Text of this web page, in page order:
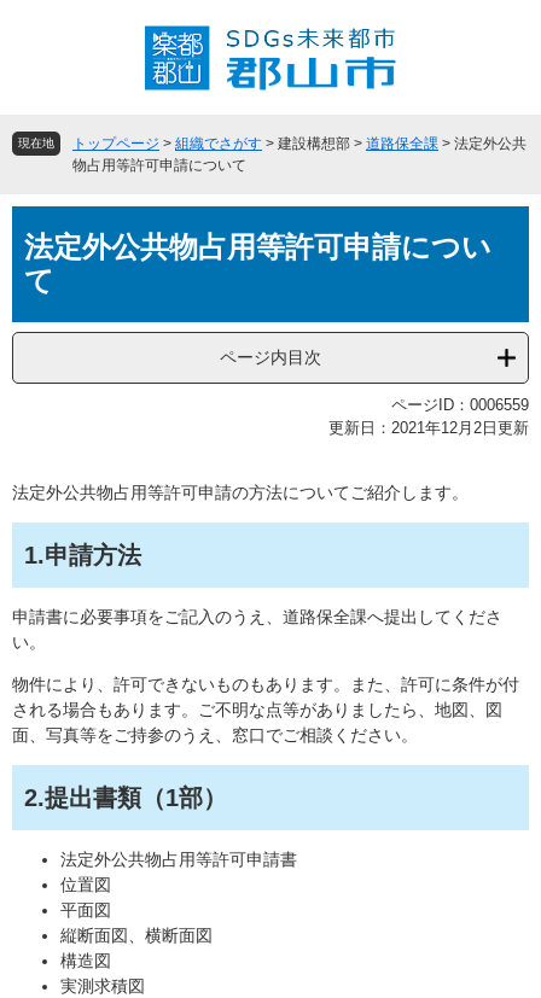
頭
飛現在地 トップページ > 組織でさがす > 建設構想部 > 道路保全課 > 法定外公共
物占用等許可申請について
文法定外公共物占用等許可申請につい
て
ページ内目次
ページID：0006559
更新日：2021年12月2日更新
法定外公共物占用等許可申請の方法についてご紹介します。
1.申請方法
申請書に必要事項をご記入のうえ、道路保全課へ提出してくださ
い。
物件により、許可できないものもあります。また、許可に条件が付
される場合もあります。ご不明な点等がありましたら、地図、図
面、写真等をご持参のうえ、窓口でご相談ください。
2.提出書類（1部）
法定外公共物占用等許可申請書
位置図
平面図
縦断面図、横断面図
構造図
実測求積図